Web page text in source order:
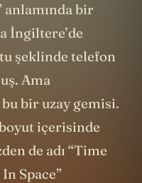
bir
İngiltere’de
şeklinde telefon
Ama
bir uzay gemisi.
içerisinde
de adı “Time
Space”